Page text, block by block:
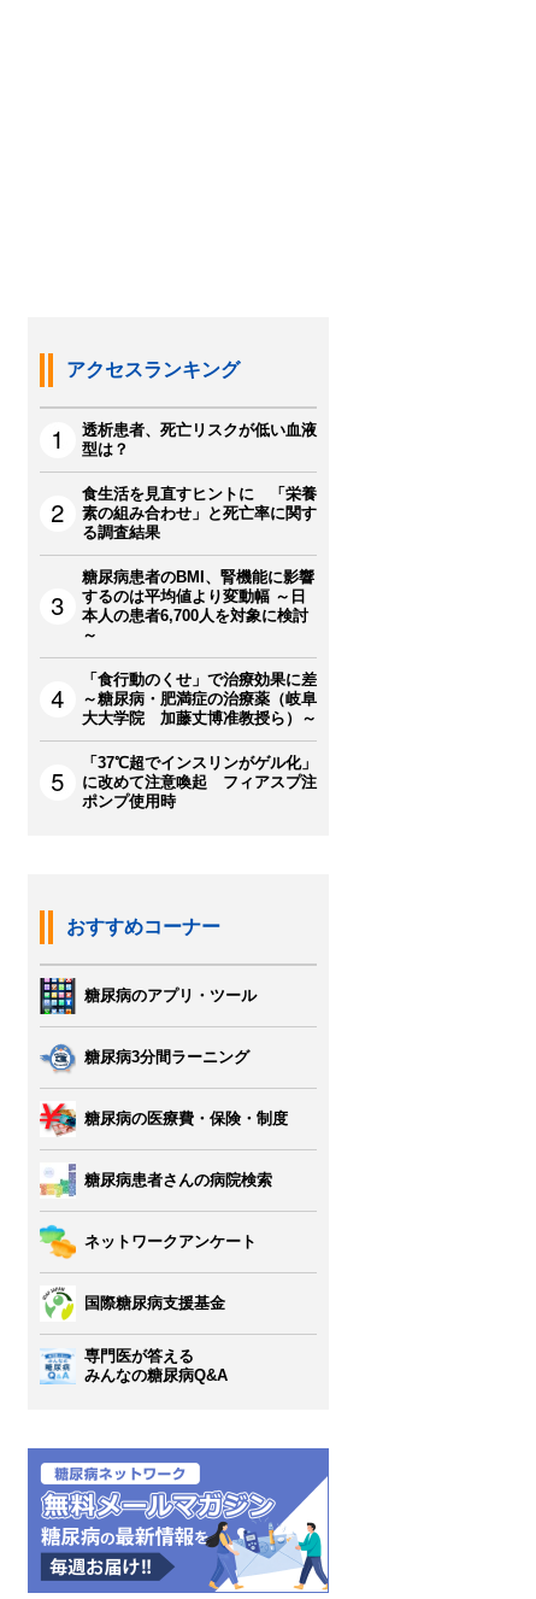
アクセスランキング
透析患者、死亡リスクが低い血液
型は？
食生活を見直すヒントに 「栄養
素の組み合わせ」と死亡率に関す
る調査結果
糖尿病患者のBMI、腎機能に影響
するのは平均値より変動幅 ～日
本人の患者6,700人を対象に検討
～
「食行動のくせ」で治療効果に差
～糖尿病・肥満症の治療薬（岐阜
大大学院 加藤丈博准教授ら）～
「37℃超でインスリンがゲル化」
に改めて注意喚起 フィアスプ注
ポンプ使用時
おすすめコーナー
糖尿病のアプリ・ツール
糖尿病3分間ラーニング
糖尿病の医療費・保険・制度
糖尿病患者さんの病院検索
ネットワークアンケート
国際糖尿病支援基金
専門医が答える
みんなの糖尿病Q&A